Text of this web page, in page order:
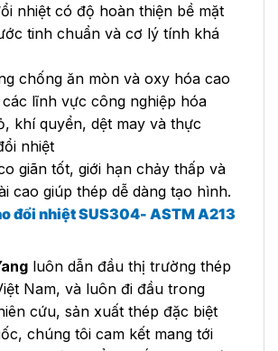
nhiệt có độ hoàn thiện bề mặt
tinh chuẩn và cơ lý tính khá
chống ăn mòn và oxy hóa cao
lĩnh vực công nghiệp hóa
khí quyển, dệt may và thực
nhiệt
giãn tốt, giới hạn chảy thấp và
cao giúp thép dễ dàng tạo hình.
đổi nhiệt SUS304- ASTM A213
luôn dẫn đầu thị trường thép
Nam, và luôn đi đầu trong
cứu, sản xuất thép đặc biệt
chúng tôi cam kết mang tới